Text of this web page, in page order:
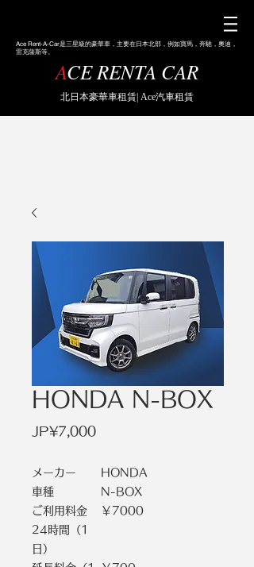
Ace Rent-A-Car是三星級的豪華車，主要在日本北部，例如寶馬，奔馳，奧迪，
雷克薩斯等。
ACE RENTA CAR
北日本豪華車租賃| Ace汽車租賃
HONDA N-BOX
JP¥7,000價
メーカー
HONDA
車種
N-BOX
ご利用料金
24時間（1
日）
￥7000